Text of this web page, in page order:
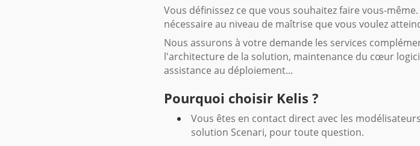
Vous définissez ce que vous souhaitez faire vous-
nécessaire au niveau de maîtrise que vous voulez
Nous assurons à votre demande les services
l'architecture de la solution, maintenance du cœur
assistance au déploiement...
Pourquoi choisir Kelis ?
Vous êtes en contact direct avec les
solution Scenari, pour toute question.